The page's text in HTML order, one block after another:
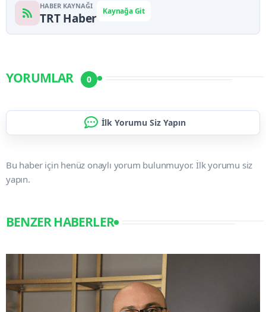
HABER KAYNAĞI
TRT Haber Kaynağa Git
YORUMLAR 0
İlk Yorumu Siz Yapın
Bu haber için henüz onaylı yorum bulunmuyor. İlk yorumu siz
yapın.
BENZER HABERLER